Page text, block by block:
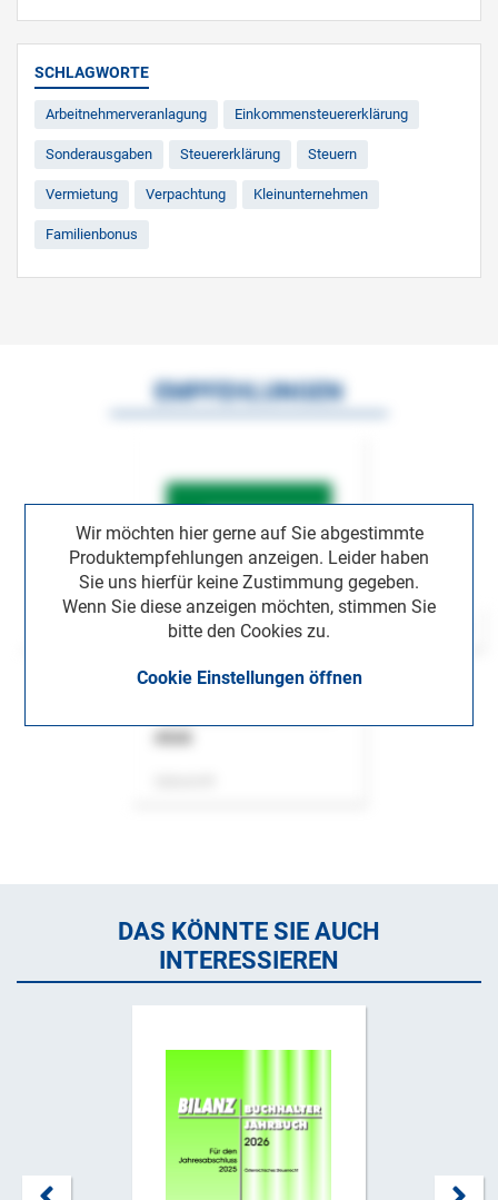
SCHLAGWORTE
Arbeitnehmerveranlagung Einkommensteuererklärung
Sonderausgaben Steuererklärung Steuern
Vermietung Verpachtung Kleinunternehmen
Familienbonus
Wir möchten hier gerne auf Sie abgestimmte
Produktempfehlungen anzeigen. Leider haben
Sie uns hierfür keine Zustimmung gegeben.
Wenn Sie diese anzeigen möchten, stimmen Sie
bitte den Cookies zu.
Cookie Einstellungen öffnen
EMPFEHLUNGEN
DAS KÖNNTE SIE AUCH
INTERESSIEREN